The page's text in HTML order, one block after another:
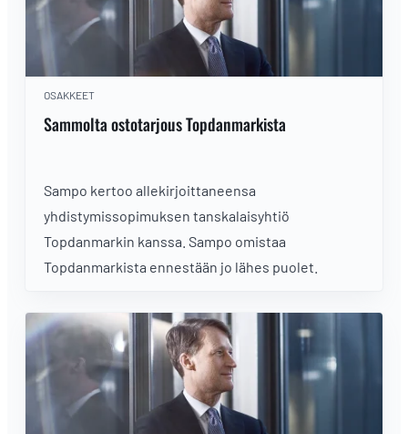
OSAKKEET
Sammolta ostotarjous Topdanmarkista
Sampo kertoo allekirjoittaneensa
yhdistymissopimuksen tanskalaisyhtiö
Topdanmarkin kanssa. Sampo omistaa
Topdanmarkista ennestään jo lähes puolet.